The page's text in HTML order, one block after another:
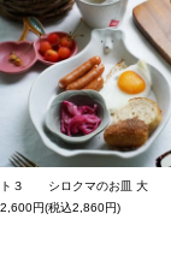
ト３ シロクマのお皿 大
2,600円(税込2,860円)